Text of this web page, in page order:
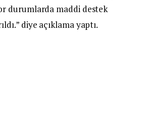
durumlarda maddi destek
diye açıklama yaptı.